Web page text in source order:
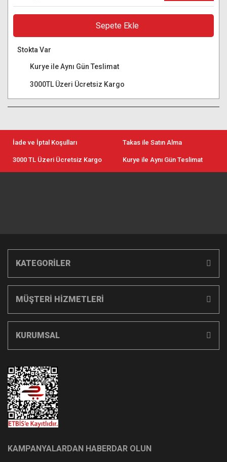
Sepete Ekle
Stokta Var
Kurye ile Aynı Gün Teslimat
3000TL Üzeri Ücretsiz Kargo
İade ve İptal Koşulları Takas ile Satın Alma
3000 TL Üzeri Ücretsiz Kargo Kurye ile Aynı Gün Teslimat
KATEGORİLER
MÜŞTERİ HİZMETLERİ
KURUMSAL
KAMPANYALARDAN HABERDAR OLUN